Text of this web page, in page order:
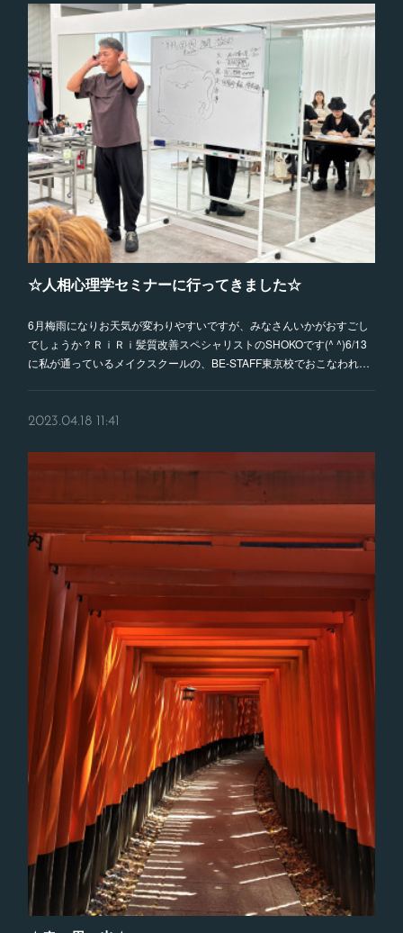
☆人相心理学セミナーに行ってきました☆
6月梅雨になりお天気が変わりやすいですが、みなさんいかがおすごし
でしょうか？ＲｉＲｉ髪質改善スペシャリストのSHOKOです(^ ^)6/13
に私が通っているメイクスクールの、BE-STAFF東京校でおこなわれ…
2023.04.18 11:41